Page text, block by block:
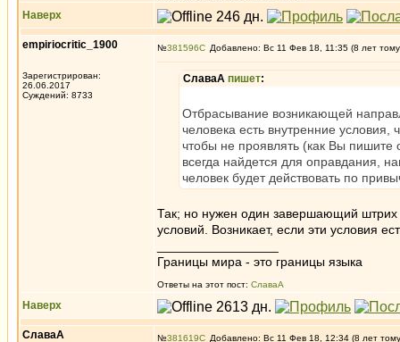
Наверх
empiriocritic_1900
Зарегистрирован:
26.06.2017
Суждений: 8733
№381596 Добавлено: Вс 11 Фев 18, 11:35 (8 лет
СлаваА пишет:
Отбрасывание возникающей
человека есть внутренние
чтобы не проявлять (как Вы пишите
всегда найдется для оправдания,
человек будет действовать по
Так; но нужен один завершающий штрих
условий. Возникает, если эти условия
Границы мира - это границы языка
Ответы на этот пост: СлаваА
Наверх
СлаваА №381619 Добавлено: Вс 11 Фев 18, 12:34 (8 лет